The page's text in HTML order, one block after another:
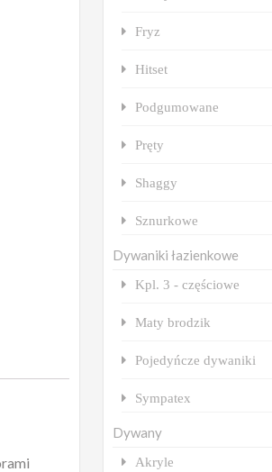
Fryz
Hitset
Podgumowane
Pręty
Shaggy
Sznurkowe
Dywaniki łazienkowe
Kpl. 3 - częściowe
Maty brodzik
Pojedyńcze dywaniki
Sympatex
Dywany
Akryle